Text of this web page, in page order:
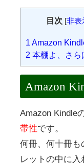
目次 [非表
1 Amazon
2 本棚よ、さら
Amazon
Amazon Kindle
帯性です。
何冊、何十冊も
レットの中に入